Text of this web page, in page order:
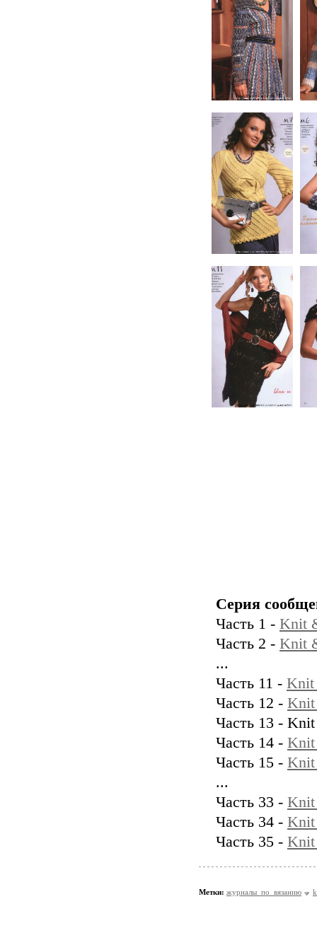
Серия
Часть 1 - Knit
Часть 2 - Knit
...
Часть 11 - Knit
Часть 12 -
Часть 13 -
Часть 14 -
Часть 15 -
...
Часть 33 -
Часть 34 -
Часть 35 -
Метки: журналы_по_вязанию